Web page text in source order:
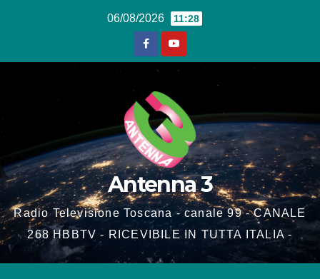
06/08/2026 11:28
Antenna 3
Radio Televisione Toscana - canale 99 - CANALE
268 HBBTV - RICEVIBILE IN TUTTA ITALIA -